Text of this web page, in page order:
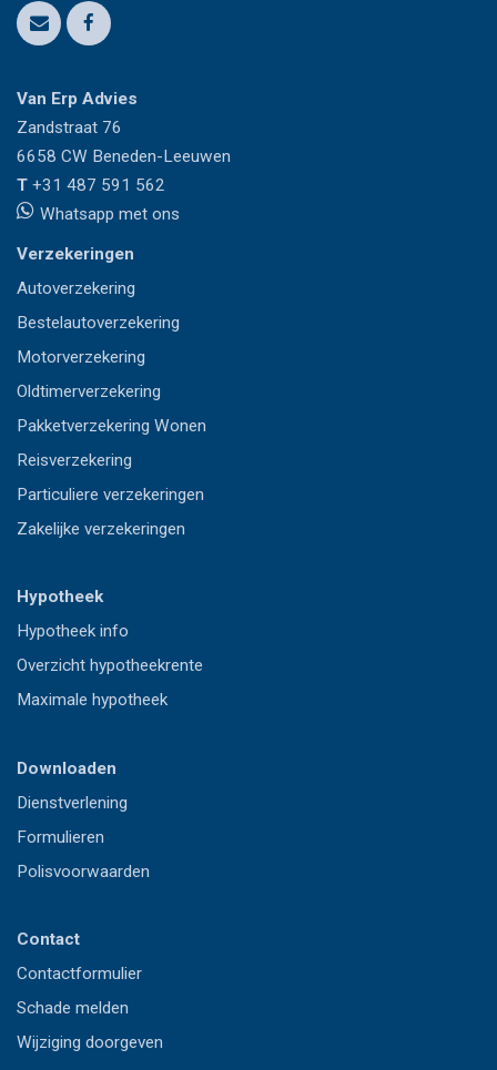
Van Erp Advies
Zandstraat 76
6658 CW Beneden-Leeuwen
T +31 487 591 562
Whatsapp met ons
Verzekeringen
Autoverzekering
Bestelautoverzekering
Motorverzekering
Oldtimerverzekering
Pakketverzekering Wonen
Reisverzekering
Particuliere verzekeringen
Zakelijke verzekeringen
Hypotheek
Hypotheek info
Overzicht hypotheekrente
Maximale hypotheek
Downloaden
Dienstverlening
Formulieren
Polisvoorwaarden
Contact
Contactformulier
Schade melden
Wijziging doorgeven